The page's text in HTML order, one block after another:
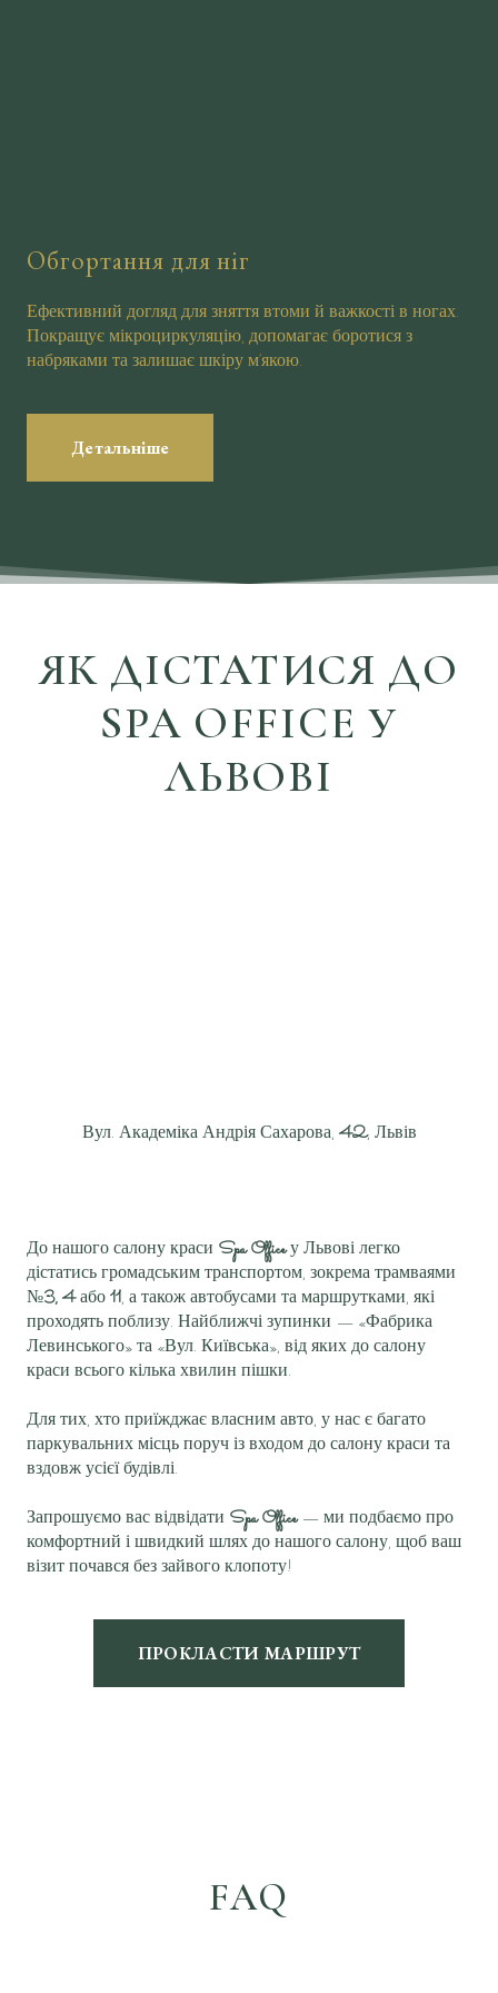
Обгортання для ніг
Ефективний догляд для зняття втоми й важкості в ногах.
Покращує мікроциркуляцію, допомагає боротися з
набряками та залишає шкіру м’якою.
Детальніше
ЯК ДІСТАТИСЯ ДО
SPA OFFICE У
ЛЬВОВІ
Вул. Академіка Андрія Сахарова, 42, Львів
До нашого салону краси Spa Officeу Львові легко
дістатись громадським транспортом, зокрема трамваями
№3, 4або11, а також автобусами та маршрутками, які
проходять поблизу. Найближчі зупинки — «Фабрика
Левинського» та «Вул. Київська», від яких до салону
краси всього кілька хвилин пішки.
Для тих, хто приїжджає власним авто, у нас є багато
паркувальних місць поруч із входом до салону краси та
вздовж усієї будівлі.
Запрошуємо вас відвідати Spa Office— ми подбаємо про
комфортний і швидкий шлях до нашого салону, щоб ваш
візит почався без зайвого клопоту!
ПРОКЛАСТИ МАРШРУТ
FAQ